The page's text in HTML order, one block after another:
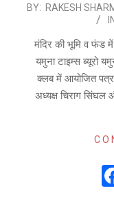
2026-
04
BY: RAKESH
मंदिर की भूमि व फंड
यमुना टाइम्स ब्यूरो
क्लब में आयोजित
अध्यक्ष चिराग सिंघल